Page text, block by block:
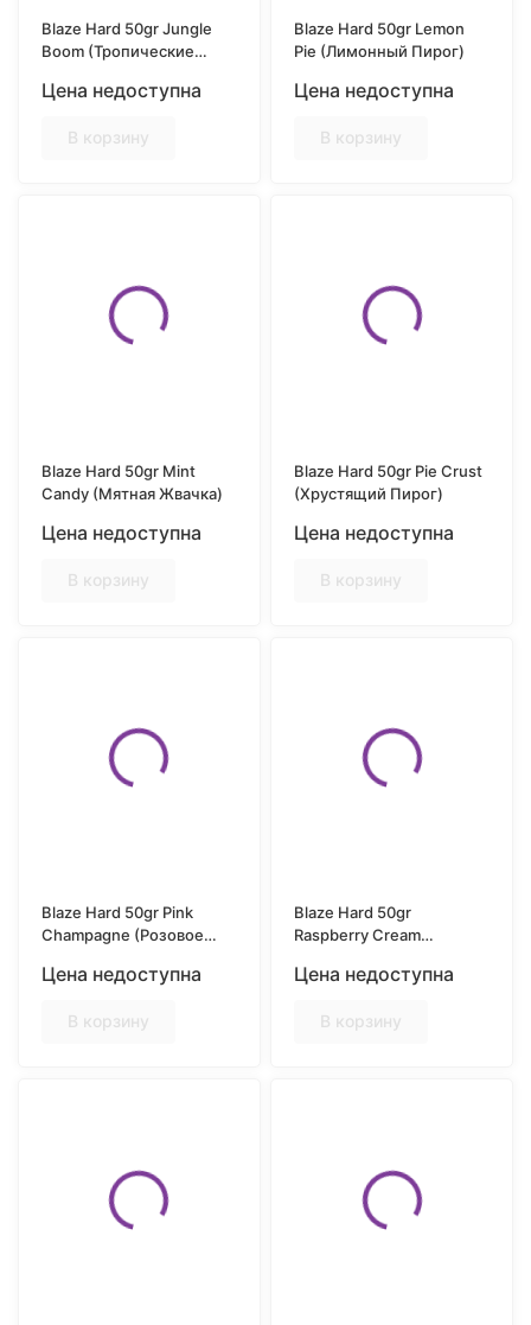
Blaze Hard 50gr Jungle
Boom (Тропические
Цена недоступна
В корзину
Blaze Hard 50gr Lemon
Pie (Лимонный Пирог)
Цена недоступна
В корзину
Blaze Hard 50gr Mint
Candy (Мятная Жвачка)
Цена недоступна
В корзину
Blaze Hard 50gr Pie Crust
(Хрустящий Пирог)
Цена недоступна
В корзину
Blaze Hard 50gr Pink
Champagne (Розовое
ягод)
Цена недоступна
В корзину
Blaze Hard 50gr
Raspberry Cream
Мороженное)
Цена недоступна
В корзину